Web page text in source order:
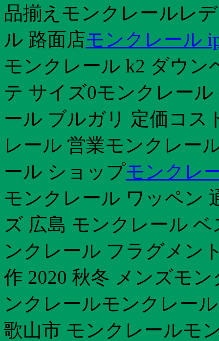
品揃えモンクレールレ
ル 路面店モンクレール
モンクレール k2 ダウ
テ サイズ0モンクレー
ール ブルガリ 定価コス
レール 営業モンクレー
ール ショップモンクレ
モンクレール ワッペン
ズ 広島 モンクレール
ンクレール フラグメン
作 2020 秋冬 メンズモ
ンクレールモンクレー
歌山市 モンクレールモ